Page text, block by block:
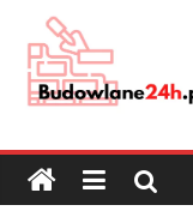
content
Budowlane24h.pl
portal
budowlany